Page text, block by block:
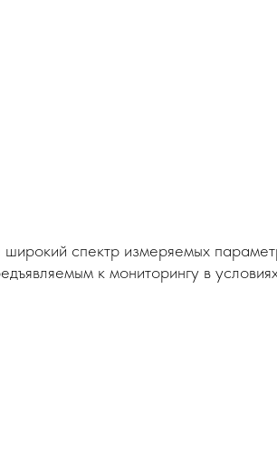
спектр измеряемых
к мониторингу в